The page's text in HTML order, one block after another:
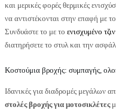
και μερικές φορές θερμικές
να αντιστέκονται στην επαφή με
Συνδυάστε το με το ενισχυμένο
διατηρήσετε το στυλ και την
Κοστούμια βροχής: συμπαγής,
Ιδανικές για διαδρομές μεγάλων
στολές βροχής για μοτοσικλέτες